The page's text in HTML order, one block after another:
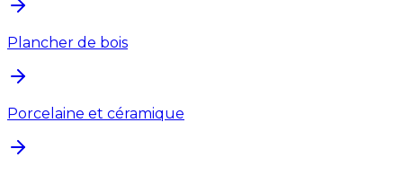
Plancher de bois
Porcelaine et céramique